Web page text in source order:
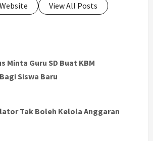
View All Posts
Minta Guru SD Buat KBM
Siswa Baru
Tak Boleh Kelola Anggaran